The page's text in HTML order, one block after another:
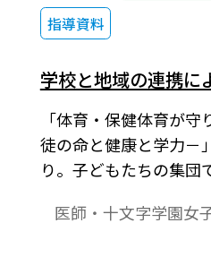
指導資料
学校と地域の連携に
「体育・保健体育が
徒の命と健康と学力－
り。子どもたちの集団
対策は特に重要とな
医師・十文字学園